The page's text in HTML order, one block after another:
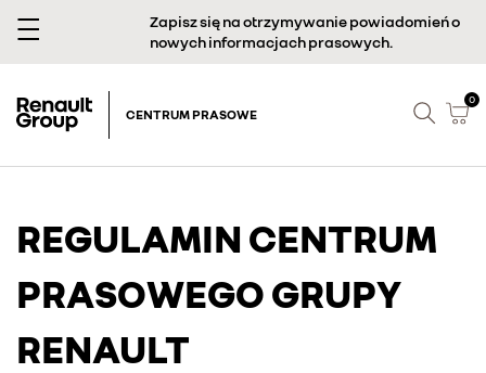
Zapisz się na otrzymywanie powiadomień o
nowych informacjach prasowych.
CENTRUM PRASOWE
0
REGULAMIN CENTRUM
PRASOWEGO GRUPY
RENAULT